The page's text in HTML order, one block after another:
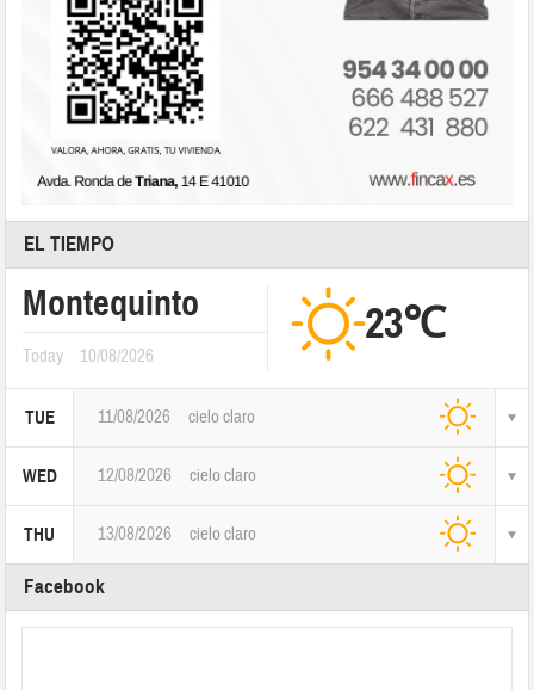
EL TIEMPO
Montequinto
Today 10/08/2026
23℃
TUE 11/08/2026 cielo claro
WED 12/08/2026 cielo claro
THU 13/08/2026 cielo claro
Facebook